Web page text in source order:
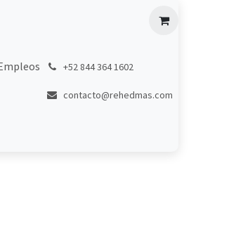
+52 844 364 1602
contacto@rehedmas.com